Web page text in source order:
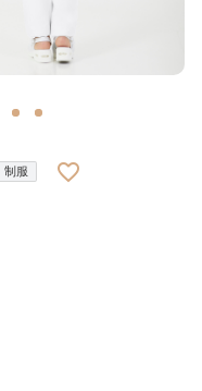
制服 favorite_border